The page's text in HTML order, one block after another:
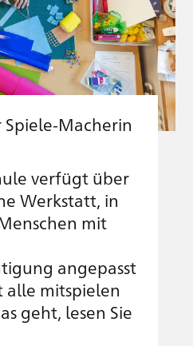
Spiele-Macherin
verfügt über
Werkstatt, in
mit
angepasst
alle mitspielen
geht, lesen Sie